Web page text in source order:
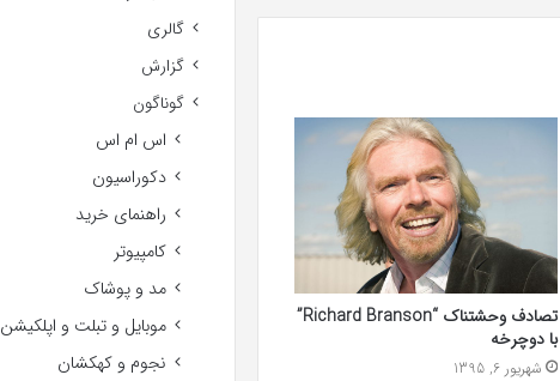
تصادف وحشتناک “Richard Branson”
با دوچرخه
شهریور 6, 1395
گالری
گزارش
گوناگون
اس ام اس
دکوراسیون
راهنمای خرید
کامپیوتر
مد و پوشاک
موبایل و تبلت و اپلکیشن
نجوم و کهکشان